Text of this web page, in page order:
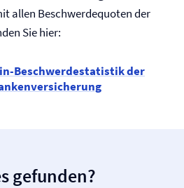
allen Beschwerdequoten der
Sie hier:
Beschwerdestatistik der
gefunden?